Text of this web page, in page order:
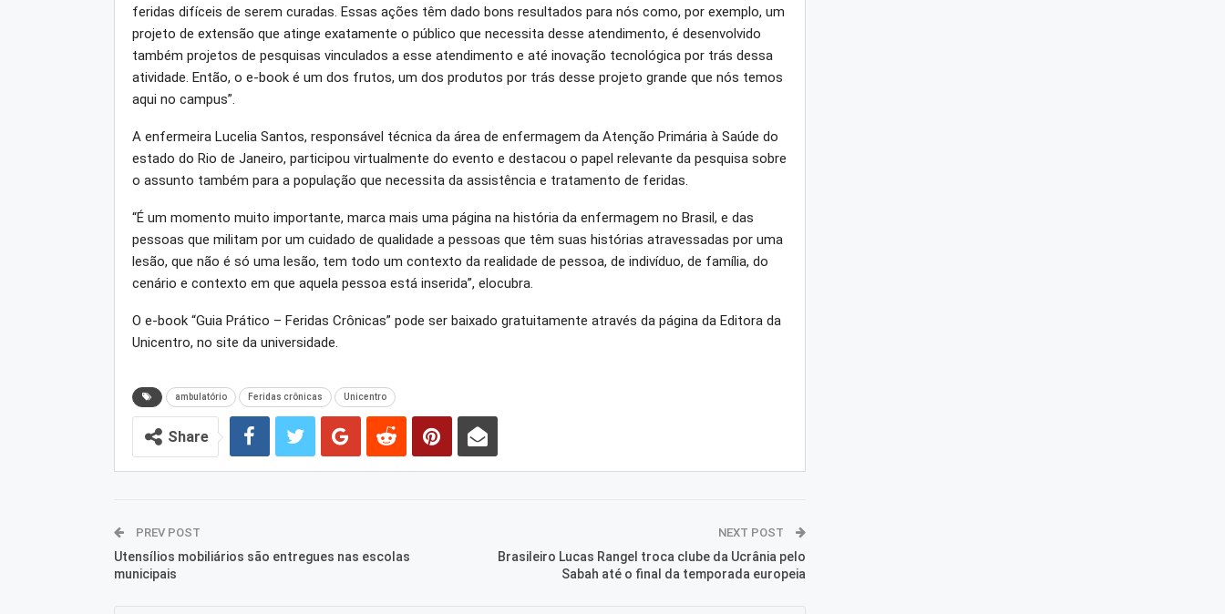
feridas difíceis de serem curadas. Essas ações têm dado bons resultados para nós como, por exemplo, um
projeto de extensão que atinge exatamente o público que necessita desse atendimento, é desenvolvido
também projetos de pesquisas vinculados a esse atendimento e até inovação tecnológica por trás dessa
atividade. Então, o e-book é um dos frutos, um dos produtos por trás desse projeto grande que nós temos
aqui no campus”.
A enfermeira Lucelia Santos, responsável técnica da área de enfermagem da Atenção Primária à Saúde do
estado do Rio de Janeiro, participou virtualmente do evento e destacou o papel relevante da pesquisa sobre
o assunto também para a população que necessita da assistência e tratamento de feridas.
“É um momento muito importante, marca mais uma página na história da enfermagem no Brasil, e das
pessoas que militam por um cuidado de qualidade a pessoas que têm suas histórias atravessadas por uma
lesão, que não é só uma lesão, tem todo um contexto da realidade de pessoa, de indivíduo, de família, do
cenário e contexto em que aquela pessoa está inserida”, elocubra.
O e-book “Guia Prático – Feridas Crônicas” pode ser baixado gratuitamente através da página da Editora da
Unicentro, no site da universidade.
ambulatório Feridas crônicas Unicentro
Share
PREV POST
Utensílios mobiliários são entregues nas escolas
municipais
NEXT POST
Brasileiro Lucas Rangel troca clube da Ucrânia pelo
Sabah até o final da temporada europeia